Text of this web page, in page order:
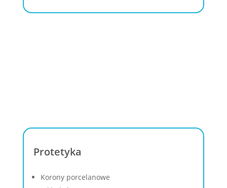
Protetyka
Korony porcelanowe